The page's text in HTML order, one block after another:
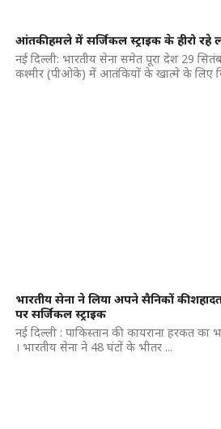
आंतकी हमले में सर्जिकल स्ट्राइक के हीरो रहे
नई दिल्ली: भारतीय सेना समेत पूरा देश 29
कश्मीर (पीओके) में आतंकियों के खात्मे के लिए
भारतीय सेना ने लिया अपने सैनिकों की
पर सर्जिकल स्ट्राइक
नई दिल्ली : पाकिस्तान की कायराना हरकत का
। भारतीय सेना ने 48 घंटों के भीतर ...